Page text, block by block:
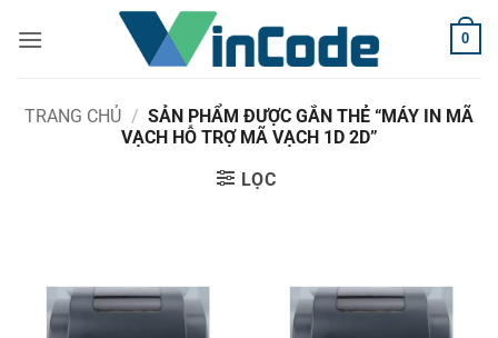
qua
0
TRANG CHỦ / SẢN PHẨM ĐƯỢC GẮN THẺ “MÁY IN MÃ
VẠCH HỖ TRỢ MÃ VẠCH 1D 2D”
LỌC